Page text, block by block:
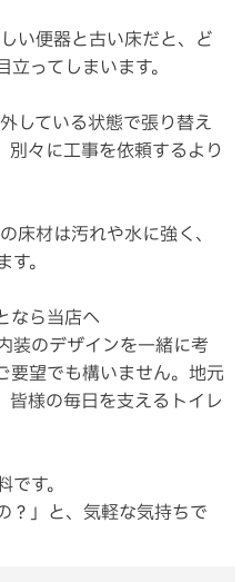
い便器と古い床だと、ど
ってしまいます。
している状態で張り替え
別々に工事を依頼するより
床材は汚れや水に強く、
。
なら当店へ
装のデザインを一緒に考
要望でも構いません。地元
皆様の毎日を支えるトイレ
す。
？」と、気軽な気持ちで